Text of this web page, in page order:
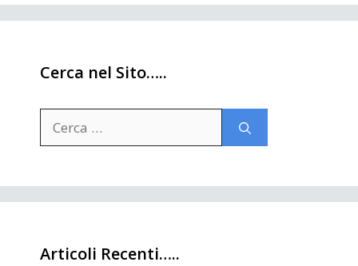
Cerca nel Sito…..
per:
Articoli Recenti…..